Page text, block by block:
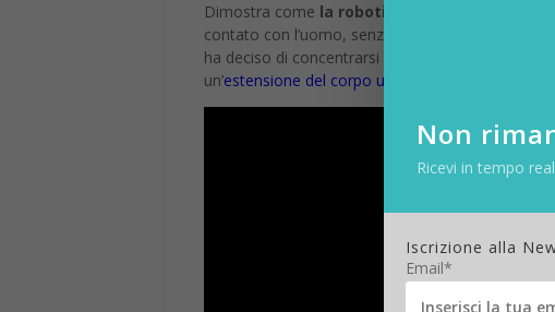
Dimostra come la robotica possa essere
contato con l’uomo, senza però sostituirlo. A
ha deciso di concentrarsi sulla realizzazione di
un’estensione del corpo umano,
al fine di
Non
Ricevi in tempo
Iscrizione alla
Email*